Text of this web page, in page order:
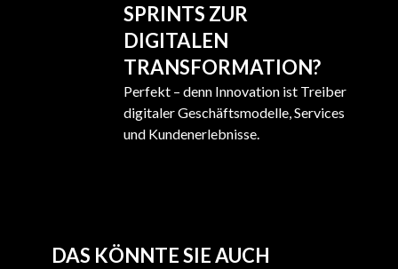
SPRINTS ZUR
DIGITALEN
TRANSFORMATION?
Perfekt – denn Innovation ist Treiber
digitaler Geschäftsmodelle, Services
und Kundenerlebnisse.
DAS KÖNNTE SIE AUCH